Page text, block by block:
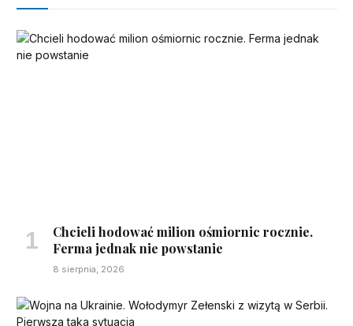
Chcieli hodować milion ośmiornic rocznie.
Ferma jednak nie powstanie
8 sierpnia, 2026